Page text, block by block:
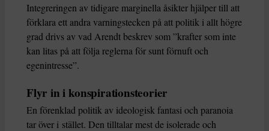
Integreringen av tidigare marginella åsikter hjälper till att
förklara ett andra varningstecken på att politik i allt högre
grad drivs av vad Arendt beskrev som ”krafter som inte
kan litas på att följa reglerna för sunt förnuft och
egenintresse”.
Flyr in i konspirationsteorier
En förenklad politik av ideologisk fantasi och paranoia
tar över i stället. Den tilltalar mest de isolerade och